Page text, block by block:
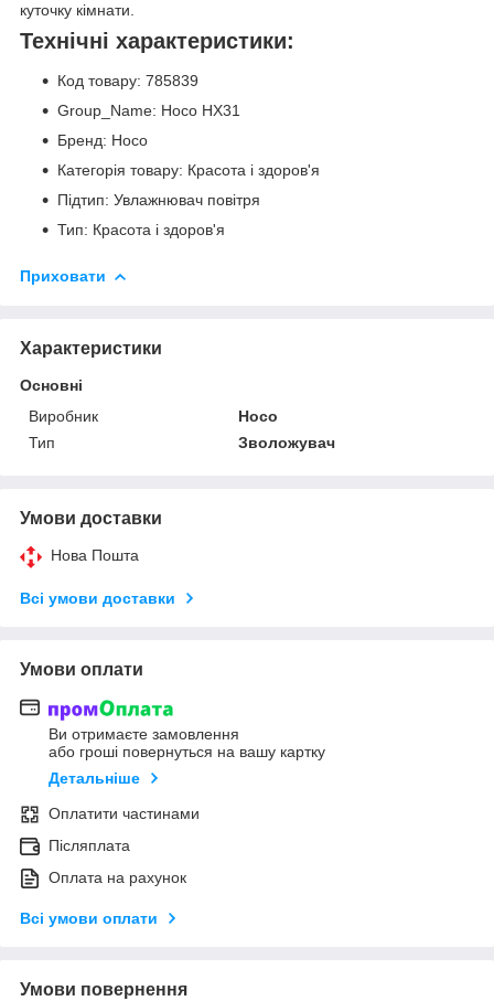
куточку кімнати.
Технічні характеристики:
Код товару: 785839
Group_Name: Hoco HX31
Бренд: Hoco
Категорія товару: Красота і здоров'я
Підтип: Увлажнювач повітря
Тип: Красота і здоров'я
Приховати
Характеристики
Основні
Виробник
Hoco
Тип
Зволожувач
Умови доставки
Нова Пошта
Всі умови доставки
Умови оплати
Ви отримаєте замовлення
або гроші повернуться на вашу картку
Детальніше
Оплатити частинами
Післяплата
Оплата на рахунок
Всі умови оплати
Умови повернення